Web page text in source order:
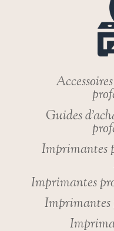
GRAND
BIGREP
Guides
Imprimantes
Imprimantes
Imprimantes